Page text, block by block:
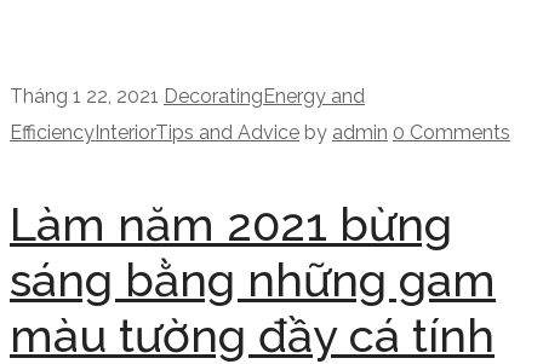
Tháng 1 22, 2021 DecoratingEnergy and
EfficiencyInteriorTips and Advice by admin 0 Comments
Làm năm 2021 bừng
sáng bằng những gam
màu tường đầy cá tính